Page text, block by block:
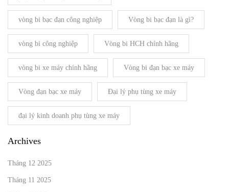
vòng bi bạc đạn công nghiệp Vòng bi bạc đạn là gì?
vòng bi công nghiệp Vòng bi HCH chính hãng
vòng bi xe máy chính hãng Vòng bi đạn bạc xe máy
Vòng đạn bạc xe máy Đại lý phụ tùng xe máy
đại lý kinh doanh phụ tùng xe máy
Archives
Tháng 12 2025
Tháng 11 2025